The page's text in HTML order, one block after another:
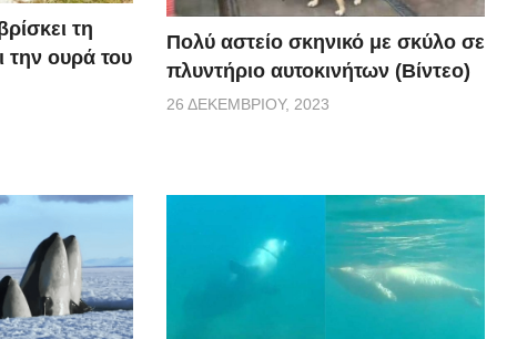
τη
την ουρά του
Πολύ αστείο σκηνικό με σκύλο σε
πλυντήριο αυτοκινήτων (Βίντεο)
26 ΔΕΚΕΜΒΡΊΟΥ, 2023